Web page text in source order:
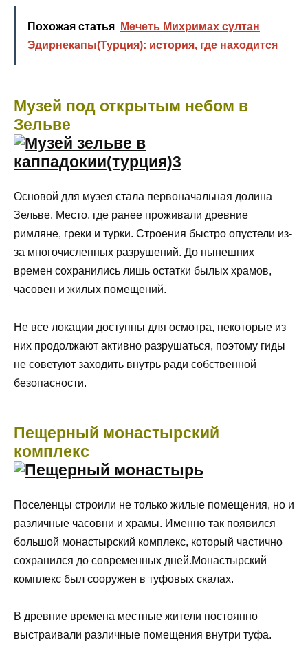
Похожая статья
Мечеть Михримах султан
Эдирнекапы(Турция): история, где находится
Музей под открытым небом в
Зельве
Основой для музея стала первоначальная долина
Зельве. Место, где ранее проживали древние
римляне, греки и турки. Строения быстро опустели из-
за многочисленных разрушений. До нынешних
времен сохранились лишь остатки былых храмов,
часовен и жилых помещений.
Не все локации доступны для осмотра, некоторые из
них продолжают активно разрушаться, поэтому гиды
не советуют заходить внутрь ради собственной
безопасности.
Пещерный монастырский
комплекс
Поселенцы строили не только жилые помещения, но и
различные часовни и храмы. Именно так появился
большой монастырский комплекс, который частично
сохранился до современных дней.Монастырский
комплекс был сооружен в туфовых скалах.
В древние времена местные жители постоянно
выстраивали различные помещения внутри туфа.